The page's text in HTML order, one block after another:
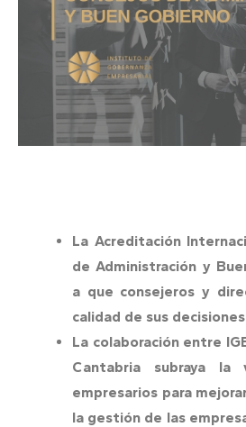
La Acreditación
de Administración y
a que consejeros y
calidad de sus decisiones
La colaboración entre
Cantabria subraya la
empresarios para
la gestión de las